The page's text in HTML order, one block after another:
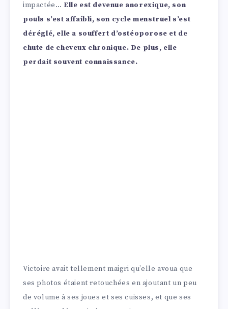
impactée… Elle est devenue anorexique, son
pouls s’est affaibli, son cycle menstruel s’est
déréglé, elle a souffert d’ostéoporose et de
chute de cheveux chronique. De plus, elle
perdait souvent connaissance.
Victoire avait tellement maigri qu’elle avoua que
ses photos étaient retouchées en ajoutant un peu
de volume à ses joues et ses cuisses, et que ses